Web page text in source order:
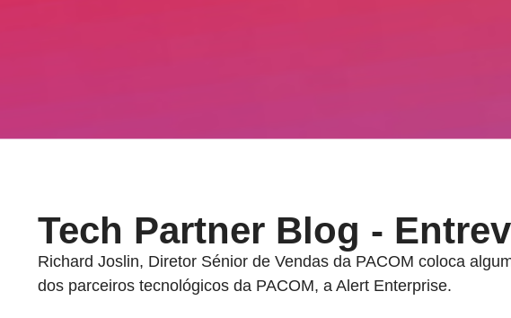
Tech Partner Blog -
Richard Joslin, Diretor Sénior de Vendas da PACOM coloca
dos parceiros tecnológicos da PACOM, a Alert Enterprise.